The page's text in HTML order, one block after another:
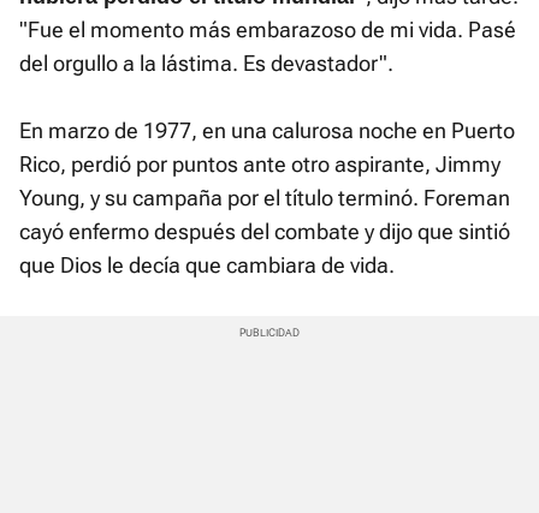
"Fue el momento más embarazoso de mi vida. Pasé
del orgullo a la lástima. Es devastador".
En marzo de 1977, en una calurosa noche en Puerto
Rico, perdió por puntos ante otro aspirante, Jimmy
Young, y su campaña por el título terminó. Foreman
cayó enfermo después del combate y dijo que sintió
que Dios le decía que cambiara de vida.